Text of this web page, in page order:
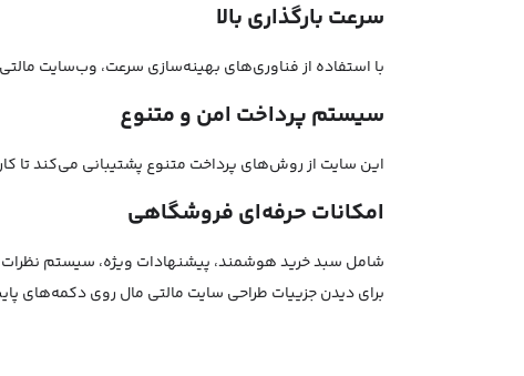
سرعت بارگذاری بالا
با استفاده از فناوری‌های بهینه‌سازی سرعت، وب‌سایت مالتی
سیستم پرداخت امن و متنوع
این سایت از روش‌های پرداخت متنوع پشتیبانی می‌کند تا
امکانات حرفه‌ای فروشگاهی
شامل سبد خرید هوشمند، پیشنهادات ویژه، سیستم نظرات
برای دیدن جزییات طراحی سایت مالتی مال روی دکمه‌های